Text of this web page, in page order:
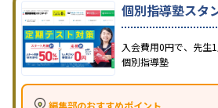
個別指導塾スタ
入会費用0円で、先生
個別指導塾
編集部のおすすめポイント